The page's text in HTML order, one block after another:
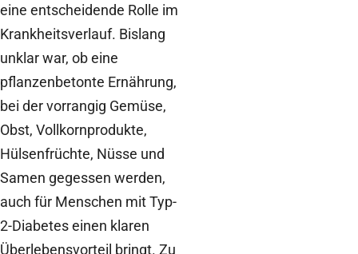
eine entscheidende Rolle im
Krankheitsverlauf. Bislang
unklar war, ob eine
pflanzenbetonte Ernährung,
bei der vorrangig Gemüse,
Obst, Vollkornprodukte,
Hülsenfrüchte, Nüsse und
Samen gegessen werden,
auch für Menschen mit Typ-
2-Diabetes einen klaren
Überlebensvorteil bringt. Zu